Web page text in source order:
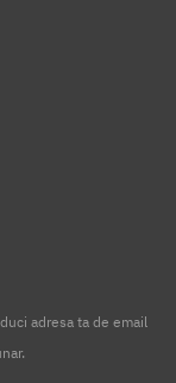
adresa ta de email